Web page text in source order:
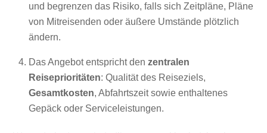
und begrenzen das Risiko, falls sich Zeitpläne, Pläne
von Mitreisenden oder äußere Umstände plötzlich
ändern.
Das Angebot entspricht den zentralen
Reiseprioritäten: Qualität des Reiseziels,
Gesamtkosten, Abfahrtszeit sowie enthaltenes
Gepäck oder Serviceleistungen.